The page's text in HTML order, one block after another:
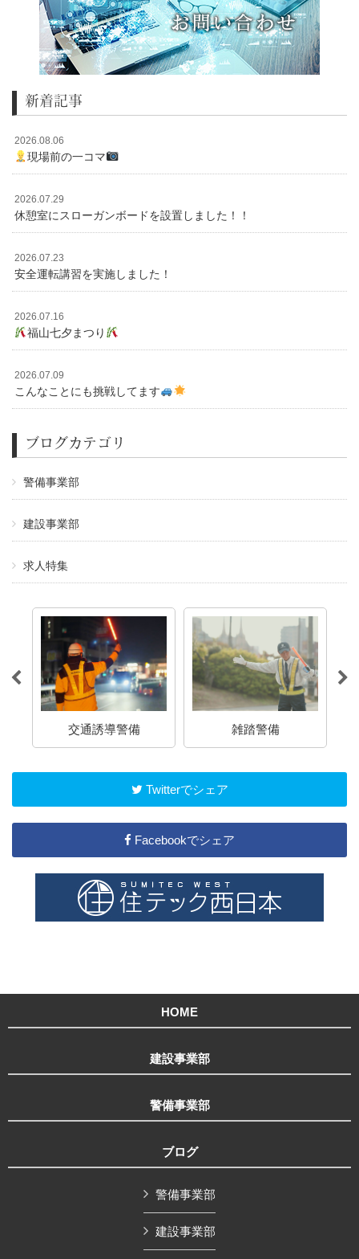
新着記事
2026.08.06
現場前の一コマ
2026.07.29
休憩室にスローガンボードを設置しました！！
2026.07.23
安全運転講習を実施しました！
2026.07.16
福山七夕まつり
2026.07.09
こんなことにも挑戦してます
ブログカテゴリ
警備事業部
建設事業部
求人特集
交通誘導警備 雑踏警備
Twitterでシェア
Facebookでシェア
HOME
建設事業部
警備事業部
ブログ
警備事業部
建設事業部